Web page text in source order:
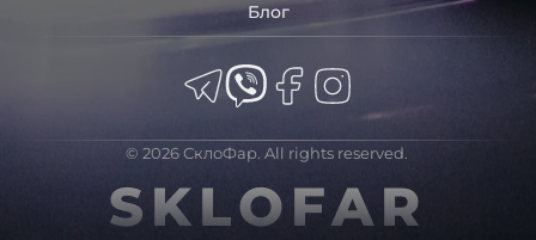
Блог
© 2026 СклоФар. All rights reserved.
SKLOFAR